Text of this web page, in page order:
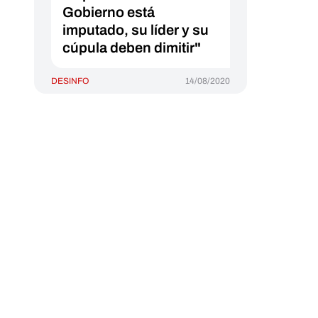
Gobierno está
imputado, su líder y su
cúpula deben dimitir"
DESINFO 14/08/2020